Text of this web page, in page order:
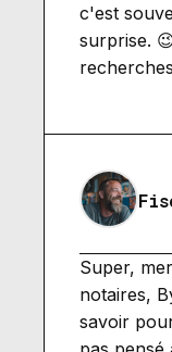
c'est
surprise.
Super,
notaires,
savoir